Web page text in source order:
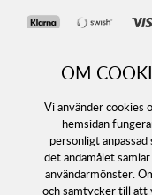
OM
Vi använder cookies
hemsidan
personligt
det ändamålet
användarmönster.
och samtycker till att